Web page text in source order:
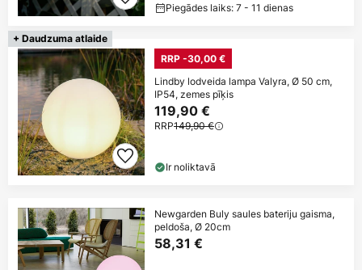
Piegādes laiks: 7 - 11 dienas
+ Daudzuma atlaide
RRP -30,00 €
Lindby lodveida lampa Valyra, Ø 50 cm,
IP54, zemes pīķis
119,90 €
RRP149,90 €
Ir noliktavā
Newgarden Buly saules bateriju gaisma,
peldoša, Ø 20cm
58,31 €